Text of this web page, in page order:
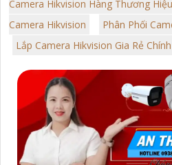
Camera Hikvision Hàng Thương Hiệu
Camera Hikvision
Phân Phối
Lắp Camera Hikvision Gia Rẻ